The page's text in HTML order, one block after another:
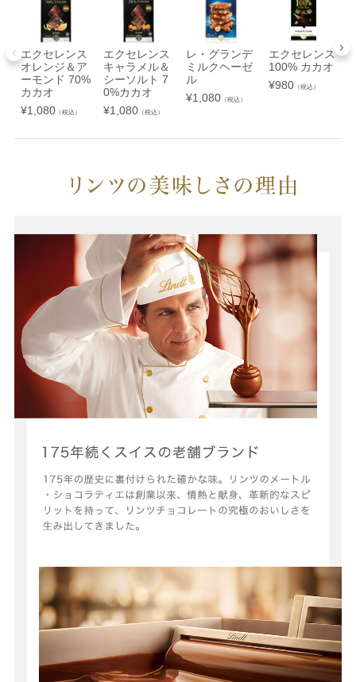
エクセレンス
オレンジ＆ア
ーモンド 70%
カカオ
¥1,080（税込）
エクセレンス
キャラメル＆
シーソルト 7
0%カカオ
¥1,080（税込）
レ・グランデ
ミルクヘーゼ
ル
¥1,080（税込）
エクセレンス
100% カカオ
¥980（税込）